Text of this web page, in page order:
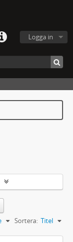
Logga in
Sortera: Titel